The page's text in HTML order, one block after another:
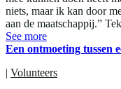
niets, maar ik kan door
aan de maatschappij.”
See more
Een ontmoeting tussen
| Volunteers